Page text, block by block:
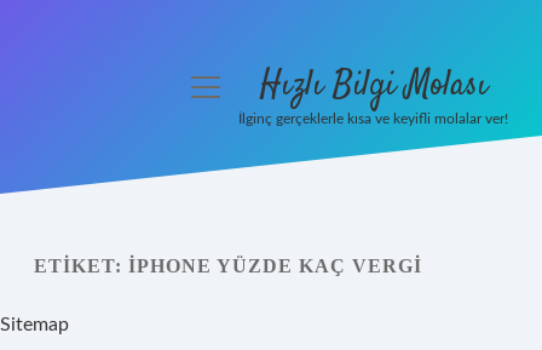
Yasal Uyarı
Hakkımızda
menüyüHızlı Bilgi Molası
İlginç gerçeklerle kısa ve keyifli molalar ver!
ETIKET: IPHONE YÜZDE KAÇ VERGI
Sitemap